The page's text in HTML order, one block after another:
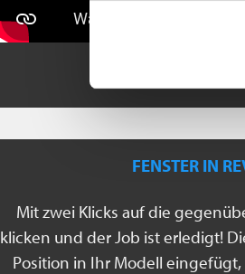
FENSTER IN
Mit zwei Klicks auf die
klicken und der Job ist erledigt!
Position in Ihr Modell